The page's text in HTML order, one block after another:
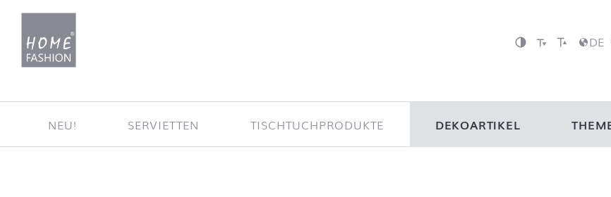
DE
NEU! SERVIETTEN TISCHTUCHPRODUKTE DEKOARTIKEL